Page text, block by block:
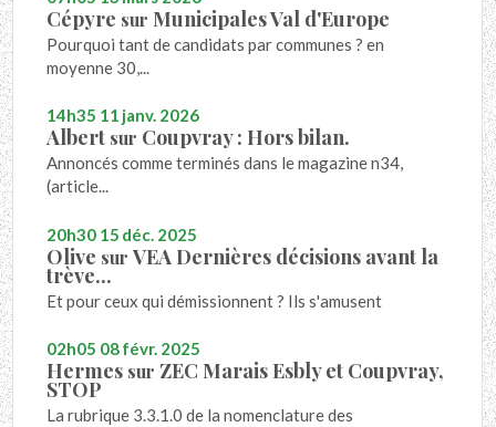
Cépyre sur Municipales Val d'Europe
Pourquoi tant de candidats par communes ? en
moyenne 30,...
14h35 11 janv. 2026
Albert sur Coupvray : Hors bilan.
Annoncés comme terminés dans le magazine n34,
(article...
20h30 15 déc. 2025
Olive surVEA Dernières décisions avant la
trève...
Et pour ceux qui démissionnent ? Ils s'amusent
02h05 08févr. 2025
Hermes sur ZEC Marais Esbly et Coupvray,
STOP
La rubrique 3.3.1.0 de la nomenclature des